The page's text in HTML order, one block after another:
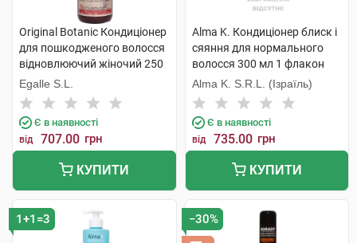
Original Botanic Кондиціонер
для пошкодженого волосся
відновлюючий жіночий 250
мл 1 флакон
Egalle S.L.
Є в наявності
від 707.00 грн
КУПИТИ
Alma K. Кондиціонер блиск і
сяяння для нормального
волосся 300 мл 1 флакон
Alma K. S.R.L. (Ізраїль)
Є в наявності
від 735.00 грн
КУПИТИ
1+1=3 −30%